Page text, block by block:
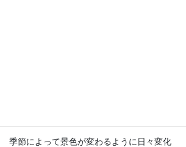
季節によって景色が変わるように日々変化